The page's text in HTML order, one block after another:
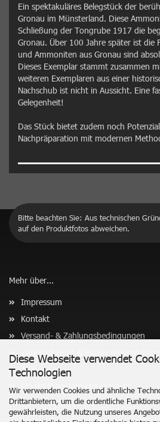
Diese Webseite verwendet
Technologien
Wir verwenden Cookies und ähnliche
Drittanbietern, um die ordentliche
gewährleisten, die Nutzung unseres
Ein spektakuläres Belegstück der
Gronau im Münsterland. Diese
Schließung der Tongrube 1917 die
Gronau. Über 100 Jahre später ist die
und Ammoniten aus Gronau sind
Dieses Exemplar stammt zusammen
weiteren Exemplaren aus einer
Nachschub ist nicht in Aussicht. Eine
Gelegenheit!
Das Stück bietet zudem noch
Nachpräparation mit modernen
Bitte beachten Sie: Aus technischen
auf den Produktfotos abweichen.
Mehr über...
Impressum
Kontakt
Versand- & Zahlungsbedingungen
Widerrufsrecht & Muster-
AGB
Privatsphäre und Datenschutz
Cookie Einstellungen